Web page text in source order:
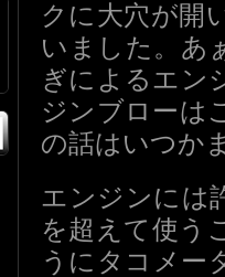
クに大穴が開
いました。あ
ぎによるエン
ジンブローは
の話はいつか
エンジンには
を超えて使う
うにタコメー